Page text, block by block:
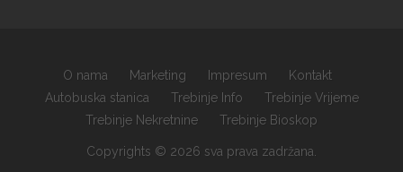
O nama Marketing Impresum
Kontakt
Autobuska stanica
Trebinje Info
Trebinje Vrijeme
Trebinje Nekretnine
Trebinje Bioskop
Copyrights © 2026 sva prava zadržana.